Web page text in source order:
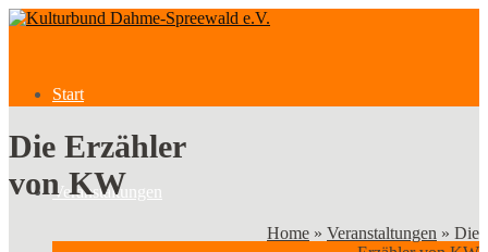
Start
Veranstaltungen
Die Erzähler
von KW
Home » Veranstaltungen » Die